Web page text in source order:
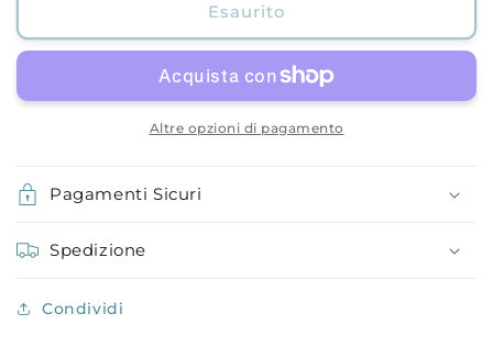
Esaurito
Altre opzioni di pagamento
Pagamenti Sicuri
Spedizione
Condividi